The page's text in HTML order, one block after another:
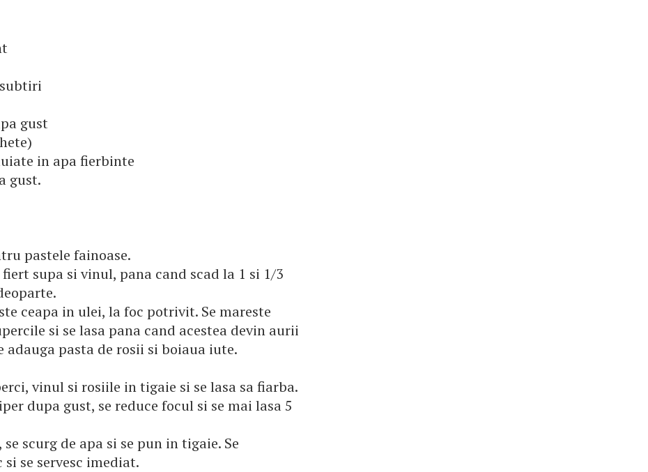
gust
in apa fierbinte
gust.
pastele fainoase.
supa si vinul, pana cand scad la 1 si 1/3
ceapa in ulei, la foc potrivit. Se mareste
si se lasa pana cand acestea devin aurii
adauga pasta de rosii si boiaua iute.
vinul si rosiile in tigaie si se lasa sa fiarba.
dupa gust, se reduce focul si se mai lasa 5
scurg de apa si se pun in tigaie. Se
si se servesc imediat.